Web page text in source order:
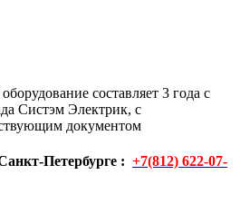
составляет 3 года с
Систэм Электрик, с
документом
Петербурге : +7(812) 622-07-